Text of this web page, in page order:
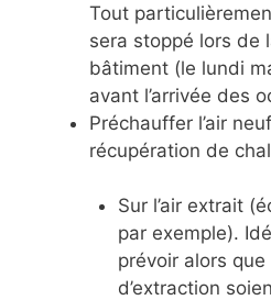
Tout
sera stoppé lors de
bâtiment (le lundi
avant l’arrivée des
Préchauffer l’air
récupération de
Sur l’air extrait
par exemple).
prévoir alors
d’extraction